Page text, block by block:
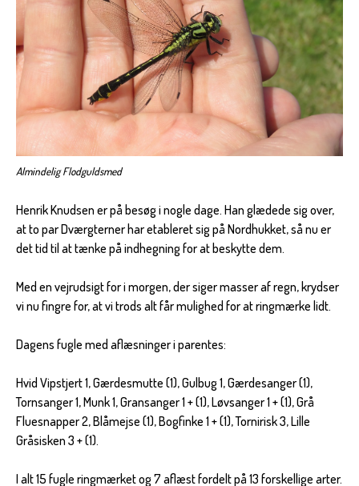
Almindelig Flodguldsmed
Henrik Knudsen er på besøg i nogle dage. Han glædede sig over,
at to par Dværgterner har etableret sig på Nordhukket, så nu er
det tid til at tænke på indhegning for at beskytte dem.
Med en vejrudsigt for i morgen, der siger masser af regn, krydser
vi nu fingre for, at vi trods alt får mulighed for at ringmærke lidt.
Dagens fugle med aflæsninger i parentes:
Hvid Vipstjert 1, Gærdesmutte (1), Gulbug 1, Gærdesanger (1),
Tornsanger 1, Munk 1, Gransanger 1 + (1), Løvsanger 1 + (1), Grå
Fluesnapper 2, Blåmejse (1), Bogfinke 1 + (1), Tornirisk 3, Lille
Gråsisken 3 + (1).
I alt 15 fugle ringmærket og 7 aflæst fordelt på 13 forskellige arter.